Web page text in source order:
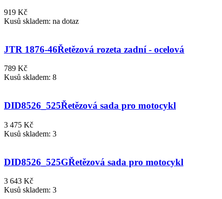
919 Kč
Kusů skladem: na dotaz
JTR 1876-46Řetězová rozeta zadní - ocelová
789 Kč
Kusů skladem: 8
DID8526_525Řetězová sada pro motocykl
3 475 Kč
Kusů skladem: 3
DID8526_525GŘetězová sada pro motocykl
3 643 Kč
Kusů skladem: 3